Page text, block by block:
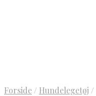
Forside / Hundelegetøj /